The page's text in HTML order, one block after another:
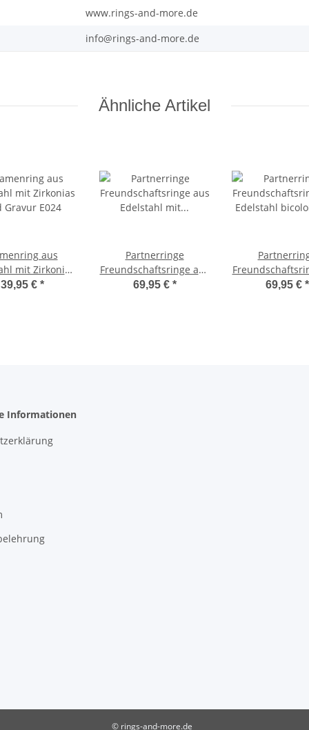
www.rings-and-more.de
info@rings-and-more.de
Ähnliche Artikel
aus
mit Zirkonias
Gravur E024
39,95 € *
Partnerringe
Freundschaftsringe aus
Edelstahl mit Zirkonia
69,95 € *
Edelstahl69,95 € *
Informationen
© rings-and-more.de